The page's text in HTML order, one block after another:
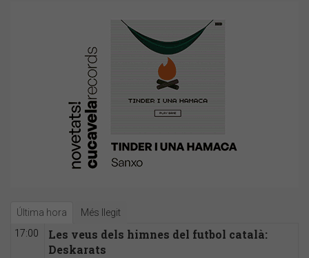
Última hora Més llegit
17:00
Les veus dels himnes del futbol català:
Deskarats